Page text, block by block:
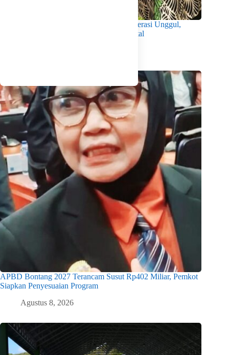
Wabup Intan Dorong Mahasiswa Jadi Generasi Unggul,
Berkarakter dan Sadar Hukum di Era Digital
APBD Bontang 2027 Terancam Susut Rp402 Miliar, Pemkot
Siapkan Penyesuaian Program
Agustus 8, 2026